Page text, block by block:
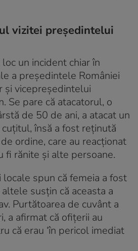
vizitei președintelui
un incident chiar în
a președintele României
și vicepreşedintelui
Se pare că atacatorul, o
de 50 de ani, a atacat un
însă a fost reținută
ordine, care au reacționat
fi rănite și alte persoane.
spun că femeia a fost
susțin că aceasta a
Purtătoarea de cuvânt a
a afirmat că ofițerii au
că erau ‘în pericol imediat